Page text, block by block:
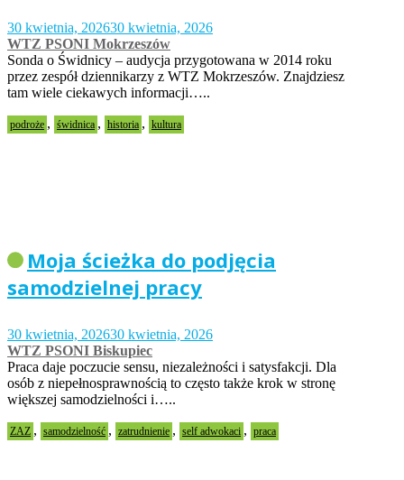
30 kwietnia, 202630 kwietnia, 2026
WTZ PSONI Mokrzeszów
Sonda o Świdnicy – audycja przygotowana w 2014 roku
przez zespół dziennikarzy z WTZ Mokrzeszów. Znajdziesz
tam wiele ciekawych informacji…..
podroże , świdnica , historia , kultura
Moja ścieżka do podjęcia
samodzielnej pracy
30 kwietnia, 202630 kwietnia, 2026
WTZ PSONI Biskupiec
Praca daje poczucie sensu, niezależności i satysfakcji. Dla
osób z niepełnosprawnością to często także krok w stronę
większej samodzielności i…..
ZAZ , samodzielność , zatrudnienie , self adwokaci , praca